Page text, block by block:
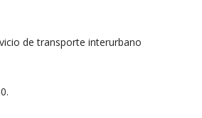
de transporte interurbano